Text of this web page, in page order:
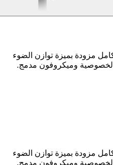
بالكامل مزودة بميزة توازن الضوء
وميكروفون مدمج.
بالكامل مزودة بميزة توازن الضوء
وميكروفون مدمج.